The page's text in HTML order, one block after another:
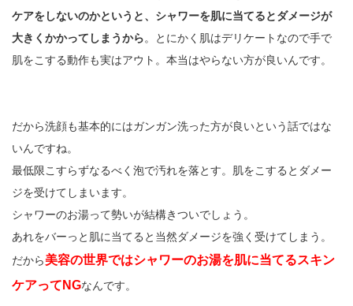
ケアをしないのかというと、シャワーを肌に当てるとダメージが
大きくかかってしまうから。とにかく肌はデリケートなので手で
肌をこする動作も実はアウト。本当はやらない方が良いんです。
だから洗顔も基本的にはガンガン洗った方が良いという話ではな
いんですね。
最低限こすらずなるべく泡で汚れを落とす。肌をこするとダメー
ジを受けてしまいます。
シャワーのお湯って勢いが結構きついでしょう。
あれをバーっと肌に当てると当然ダメージを強く受けてしまう。
だから美容の世界ではシャワーのお湯を肌に当てるスキン
ケアってNGなんです。